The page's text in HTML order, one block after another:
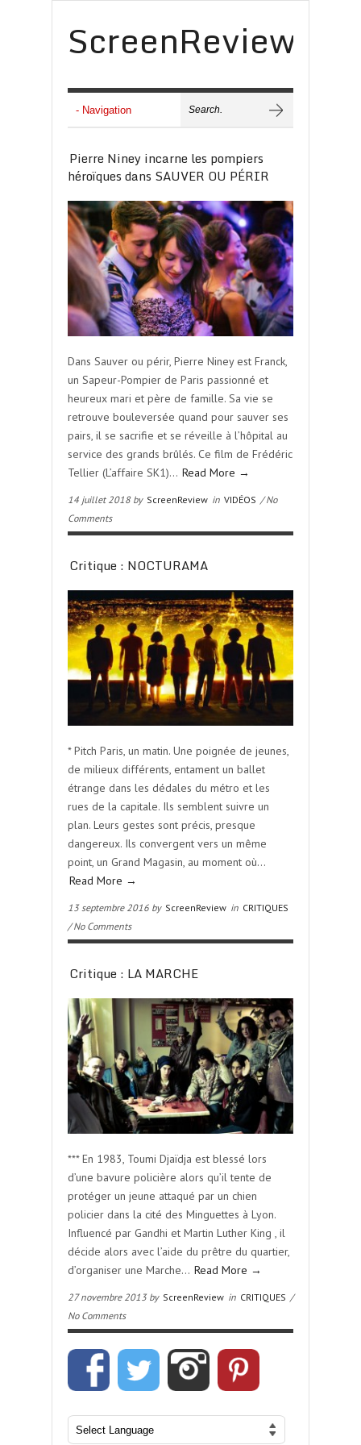
ScreenReview
Pierre Niney incarne les pompiers
héroïques dans SAUVER OU PÉRIR
Dans Sauver ou périr, Pierre Niney est Franck,
un Sapeur-Pompier de Paris passionné et
heureux mari et père de famille. Sa vie se
retrouve bouleversée quand pour sauver ses
pairs, il se sacrifie et se réveille à l’hôpital au
service des grands brûlés. Ce film de Frédéric
Tellier (L’affaire SK1)… Read More →
14 juillet 2018 by ScreenReview in VIDÉOS / No
Comments
Critique : NOCTURAMA
* Pitch Paris, un matin. Une poignée de jeunes,
de milieux différents, entament un ballet
étrange dans les dédales du métro et les
rues de la capitale. Ils semblent suivre un
plan. Leurs gestes sont précis, presque
dangereux. Ils convergent vers un même
point, un Grand Magasin, au moment où…
Read More →
13 septembre 2016 by ScreenReview in CRITIQUES
/ No Comments
Critique : LA MARCHE
*** En 1983, Toumi Djaïdja est blessé lors
d’une bavure policière alors qu’il tente de
protéger un jeune attaqué par un chien
policier dans la cité des Minguettes à Lyon.
Influencé par Gandhi et Martin Luther King , il
décide alors avec l’aide du prêtre du quartier,
d’organiser une Marche… Read More →
27 novembre 2013 by ScreenReview in CRITIQUES /
No Comments